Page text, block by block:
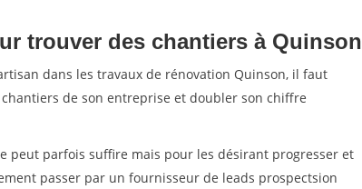
trouver des chantiers à Quinson
dans les travaux de rénovation Quinson, il faut
de son entreprise et doubler son chiffre
peut parfois suffire mais pour les désirant progresser et
passer par un fournisseur de leads prospectsion